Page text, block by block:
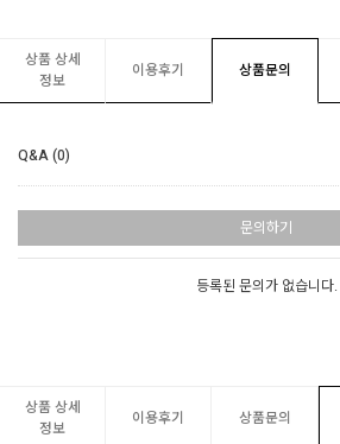
상품 상세
정보
이용후기 상품문의
Q&A (0)
문의하기
등록된 문의가 없습니다.
상품 상세
정보
이용후기 상품문의